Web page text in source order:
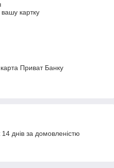
картку
карта Приват Банку
днів за домовленістю